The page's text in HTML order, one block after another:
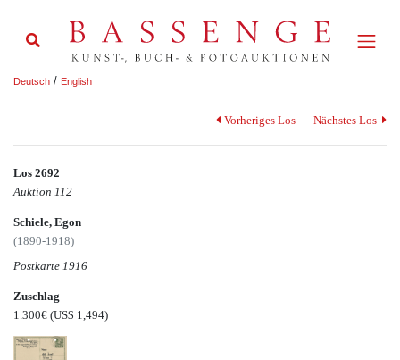
Deutsch / English
Vorheriges Los Nächstes Los
Los 2692
Auktion 112
Schiele, Egon
(1890-1918)
Postkarte 1916
Zuschlag
1.300€ (US$ 1,494)